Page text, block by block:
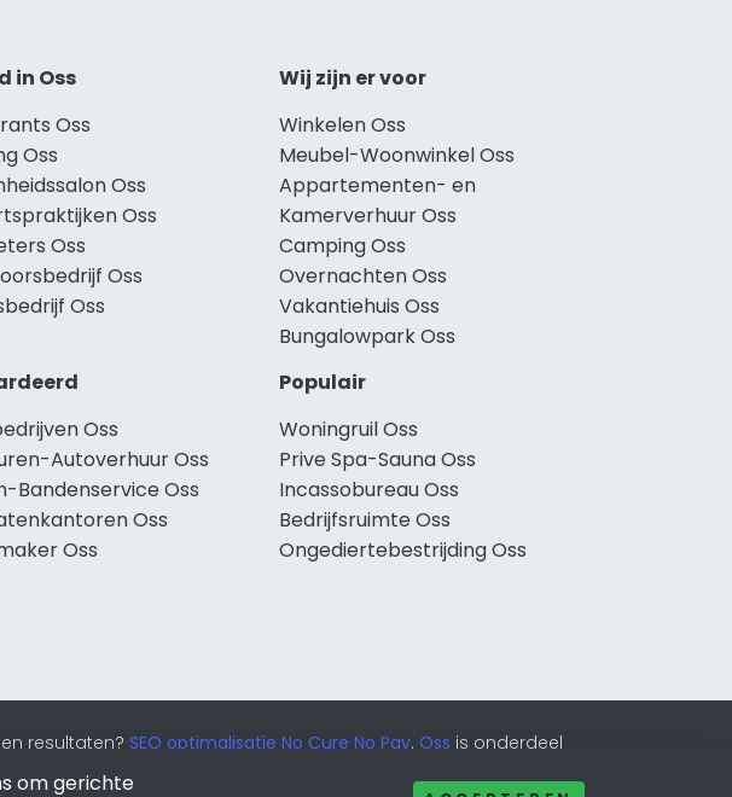
in Oss
Oss
Oss
Oss
Oss
Oss
Oss
Oss
Wij zijn er voor
Winkelen Oss
Meubel-Woonwinkel Oss
Appartementen- en
Kamerverhuur Oss
Camping Oss
Overnachten Oss
Vakantiehuis Oss
Bungalowpark Oss
Oss
Autoverhuur Oss
Bandenservice Oss
Oss
Oss
Populair
Woningruil Oss
Prive Spa-Sauna Oss
Incassobureau Oss
Bedrijfsruimte Oss
Ongediertebestrijding Oss
resultaten? SEO optimalisatie No Cure No Pay. Oss is onderdeel
om gerichte